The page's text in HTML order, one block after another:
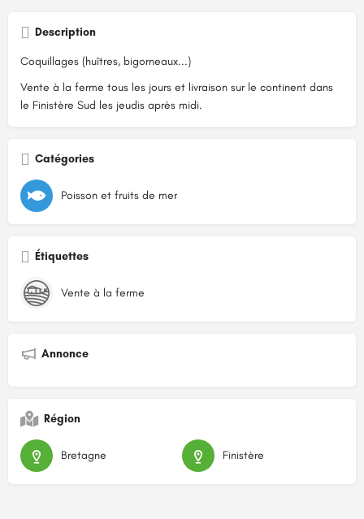
Description
Coquillages (huîtres, bigorneaux...)
Vente à la ferme tous les jours et livraison sur le continent dans
le Finistère Sud les jeudis après midi.
Catégories
Poisson et fruits de mer
Étiquettes
Vente à la ferme
Annonce
Région
Bretagne Finistère